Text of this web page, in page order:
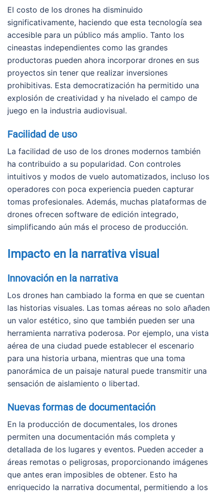
El costo de los drones ha disminuido
significativamente, haciendo que esta tecnología sea
accesible para un público más amplio. Tanto los
cineastas independientes como las grandes
productoras pueden ahora incorporar drones en sus
proyectos sin tener que realizar inversiones
prohibitivas. Esta democratización ha permitido una
explosión de creatividad y ha nivelado el campo de
juego en la industria audiovisual.
Facilidad de uso
La facilidad de uso de los drones modernos también
ha contribuido a su popularidad. Con controles
intuitivos y modos de vuelo automatizados, incluso los
operadores con poca experiencia pueden capturar
tomas profesionales. Además, muchas plataformas de
drones ofrecen software de edición integrado,
simplificando aún más el proceso de producción.
Impacto en la narrativa visual
Innovación en la narrativa
Los drones han cambiado la forma en que se cuentan
las historias visuales. Las tomas aéreas no solo añaden
un valor estético, sino que también pueden ser una
herramienta narrativa poderosa. Por ejemplo, una vista
aérea de una ciudad puede establecer el escenario
para una historia urbana, mientras que una toma
panorámica de un paisaje natural puede transmitir una
sensación de aislamiento o libertad.
Nuevas formas de documentación
En la producción de documentales, los drones
permiten una documentación más completa y
detallada de los lugares y eventos. Pueden acceder a
áreas remotas o peligrosas, proporcionando imágenes
que antes eran imposibles de obtener. Esto ha
enriquecido la narrativa documental, permitiendo a los